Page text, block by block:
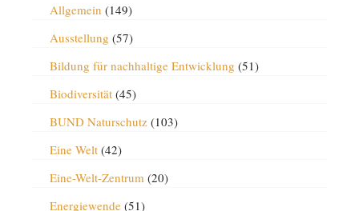
Allgemein (149)
Ausstellung (57)
Bildung für nachhaltige Entwicklung (51)
Biodiversität(45)
BUND Naturschutz(103)
Eine Welt(42)
Eine-Welt-Zentrum(20)
Energiewende(51)